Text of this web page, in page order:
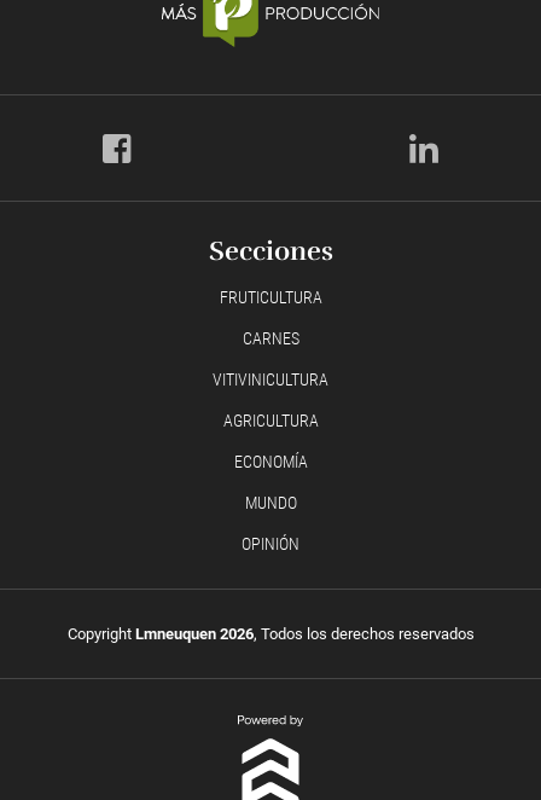
Secciones
FRUTICULTURA
CARNES
VITIVINICULTURA
AGRICULTURA
ECONOMÍA
MUNDO
OPINIÓN
Copyright Lmneuquen 2026, Todos los derechos reservados